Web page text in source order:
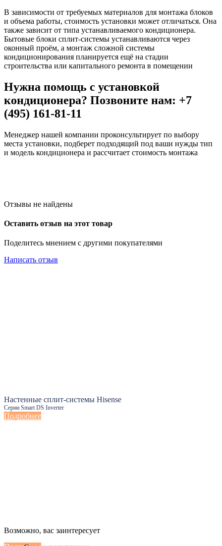
В зависимости от требуемых материалов для монтажа блоков
и объема работы, стоимость установки может отличаться. Она
также зависит от типа устанавливаемого кондиционера.
Бытовые блоки сплит-системы устанавливаются через
оконный проём, а монтаж сложной системы
кондиционирования планируется ещё на стадии
строительства или капитального ремонта в помещении
Нужна помощь с установкой
кондиционера? Позвоните нам: +7
(495) 161-81-11
Менеджер нашей компании проконсультирует по выбору
места установки, подберет подходящий под ваши нужды тип
и модель кондиционера и рассчитает стоимость монтажа
Отзывы не найдены
Оставить отзыв на этот товар
Поделитесь мнением с другими покупателями
Написать отзыв
Настенные сплит-системы Hisense
Серии Smart DS Inverter
Подробнее
Настенные сплит-системы Haier
Возможно, вас заинтересует